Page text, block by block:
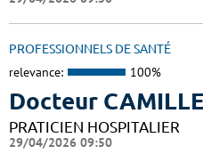
PROFESSIONNELS DE SANTÉ
relevance: 100%
Docteur
PRATICIEN HOSPITALIER
29/04/2026 09:50